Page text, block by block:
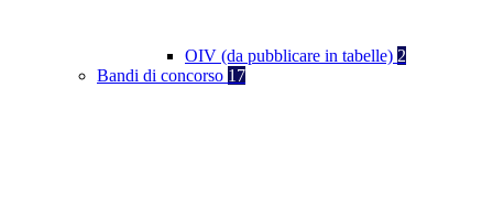
OIV (da pubblicare in tabelle) 2
Bandi di concorso 17